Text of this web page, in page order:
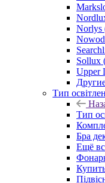
Norlys
Sollux
Upper
Тип
Тип
Бра
Ещё